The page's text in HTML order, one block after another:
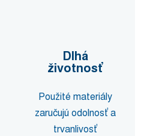
Dlhá
životnosť
Použité materiály
zaručujú odolnosť a
trvanlivosť